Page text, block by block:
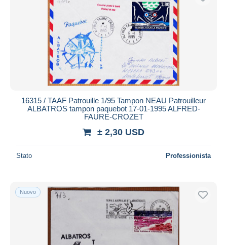
16315 / TAAF Patrouille 1/95 Tampon NEAU Patrouilleur
ALBATROS tampon paquebot 17-01-1995 ALFRED-
FAURE-CROZET
± 2,30 USD
Stato Professionista
Nuovo